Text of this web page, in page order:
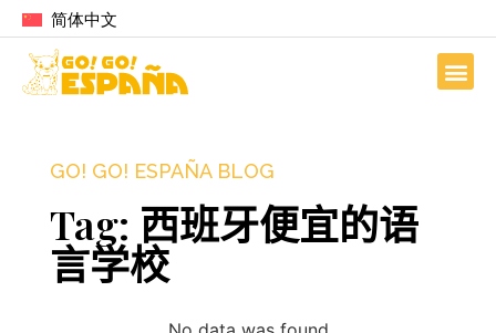
简体中文
GO! GO! ESPAÑA BLOG
Tag: 西班牙便宜的语
言学校